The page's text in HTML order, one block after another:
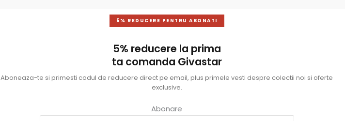
5% REDUCERE PENTRU ABONATI
5% reducere la prima
ta comanda Givastar
Aboneaza-te si primesti codul de reducere direct pe email, plus primele vesti despre colectii noi si oferte
exclusive.
Abonare